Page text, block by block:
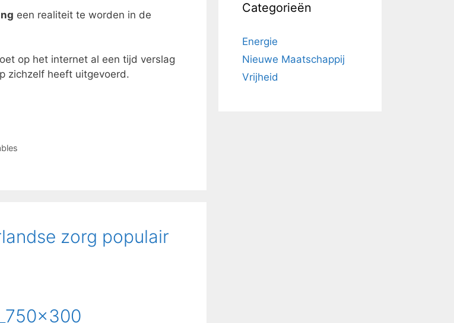
een realiteit te worden in de
op het internet al een tijd verslag
zichzelf heeft uitgevoerd.
zorg populair
Categorieën
Energie
Nieuwe Maatschappij
Vrijheid